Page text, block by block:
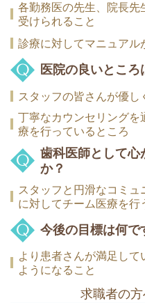
各勤務医の先生、院長先
受けられること
診療に対してマニュアル
医院の良いところ
スタッフの皆さんが優し
丁寧なカウンセリングを
療を行っているところ
歯科医師として心
か？
スタッフと円滑なコミ
に対してチーム医療を行
今後の目標は何で
より患者さんが満足し
ようになること
求職者の